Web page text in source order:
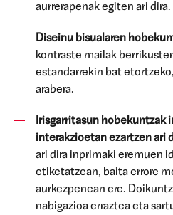
aurrerapenak egiten ari dira.
Diseinu bisualaren
kontraste mailak
estandarrekin bat
arabera.
Irisgarritasun hobekuntzak
interakzioetan ezartzen ari
ari dira inprimaki eremuen
etiketatzean, baita errore
aurkezpenean ere.
nabigazioa erraztea eta